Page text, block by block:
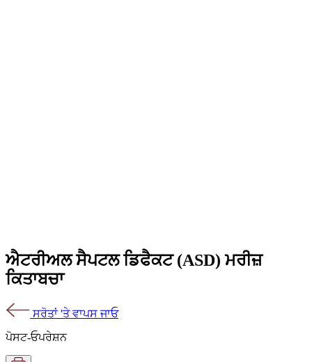
ਐਟਰੀਅਲ ਸੈਪਟਲ ਡਿਫੈਕਟ (ASD) ਮਰੀਜ਼
ਕਿਤਾਬਚਾ
ਸਰੋਤਾਂ 'ਤੇ ਵਾਪਸ ਜਾਓ
ਪੋਸਟ-ਓਪਰੇਸ਼ਨ